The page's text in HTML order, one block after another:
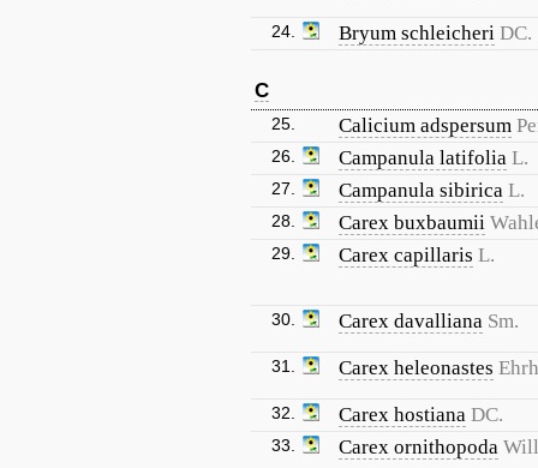
24. Bryum schleicheri DC.
C
25. Calicium adspersum
26. Campanula latifolia L.
27. Campanula sibirica L.
28. Carex buxbaumii
29. Carex capillaris L.
30. Carex davalliana Sm.
31. Carex heleonastes
32. Carex hostiana DC.
33. Carex ornithopoda